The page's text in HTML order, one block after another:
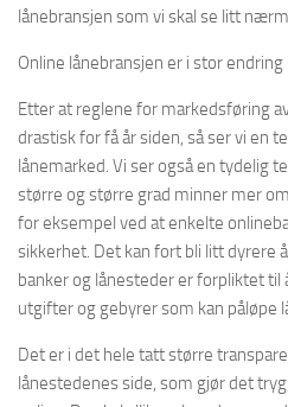
lånebransjen som vi skal se litt
Online lånebransjen er i stor endring
Etter at reglene for markedsføring
drastisk for få år siden, så ser vi en
lånemarked. Vi ser også en tydelig
større og større grad minner mer
for eksempel ved at enkelte
sikkerhet. Det kan fort bli litt dyrere
banker og lånesteder er forpliktet til
utgifter og gebyrer som kan påløpe
Det er i det hele tatt større
lånestedenes side, som gjør det